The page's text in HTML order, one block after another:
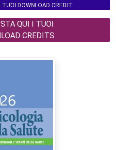
DOWNLOAD CREDIT
QUI I TUOI
CREDITS